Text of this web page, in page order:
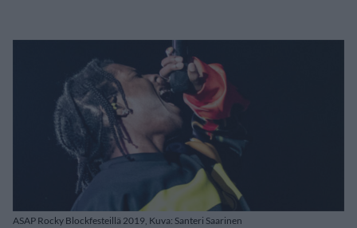
ASAP Rocky Blockfesteillä 2019, Kuva: Santeri Saarinen